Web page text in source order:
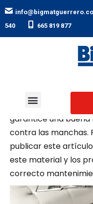
540
665 819 877
aunque a menudo
necesarios para su
garantice una
contra las manchas.
publicar este
este material y los
correcto